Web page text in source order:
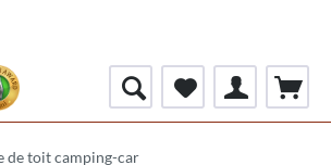
de toit camping-car